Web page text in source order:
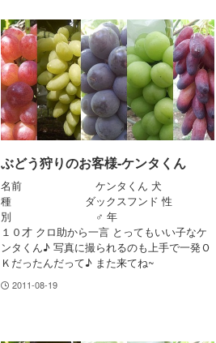
ぶどう狩りのお客様-ケンタくん
名前 ケンタくん 犬
種 ダックスフンド 性
別 ♂ 年
１０才 クロ助から一言 とってもいい子なケ
ンタくん♪ 写真に撮られるのも上手で一発Ｏ
Ｋだったんだって♪ また来てね~
2011-08-19